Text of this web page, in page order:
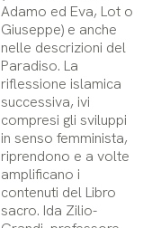
Adamo ed Eva, Lot o
Giuseppe) e anche
nelle descrizioni del
Paradiso. La
riflessione islamica
successiva, ivi
compresi gli sviluppi
in senso femminista,
riprendono e a volte
amplificano i
contenuti del Libro
sacro. Ida Zilio-